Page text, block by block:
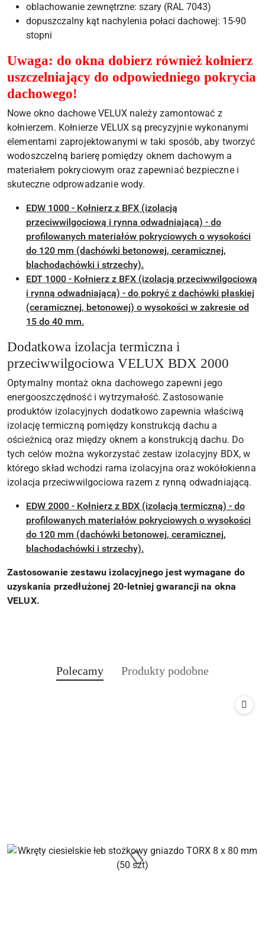
oblachowanie zewnętrzne: szary (RAL 7043)
dopuszczalny kąt nachylenia połaci dachowej: 15-90
stopni
Uwaga: do okna dobierz również kołnierz
uszczelniający do odpowiedniego pokrycia
dachowego!
Nowe okno dachowe VELUX należy zamontować z
kołnierzem. Kołnierze VELUX są precyzyjnie wykonanymi
elementami zaprojektowanymi w taki sposób, aby tworzyć
wodoszczelną barierę pomiędzy oknem dachowym a
materiałem pokryciowym oraz zapewniać bezpieczne i
skuteczne odprowadzanie wody.
EDW 1000 - Kołnierz z BFX (izolacją
przeciwwilgociową i rynna odwadniającą) - do
profilowanych materiałów pokryciowych o wysokości
do 120 mm (dachówki betonowej, ceramicznej,
blachodachówki i strzechy).
EDT 1000 - Kołnierz z BFX (izolacją przeciwwilgociową
i rynną odwadniającą) - do pokryć z dachówki płaskiej
(ceramicznej, betonowej) o wysokości w zakresie od
15 do 40 mm.
Dodatkowa izolacja termiczna i
przeciwwilgociowa VELUX BDX 2000
Optymalny montaż okna dachowego zapewni jego
energooszczędność i wytrzymałość. Zastosowanie
produktów izolacyjnych dodatkowo zapewnia właściwą
izolację termiczną pomiędzy konstrukcją dachu a
ościeżnicą oraz między oknem a konstrukcją dachu. Do
tych celów można wykorzystać zestaw izolacyjny BDX, w
którego skład wchodzi rama izolacyjna oraz wokółokienna
izolacja przeciwwilgociowa razem z rynną odwadniającą.
EDW 2000 - Kołnierz z BDX (izolacją termiczną) - do
profilowanych materiałów pokryciowych o wysokości
do 120 mm (dachówki betonowej, ceramicznej,
blachodachówki i strzechy).
Zastosowanie zestawu izolacyjnego jest wymagane do
uzyskania przedłużonej 20-letniej gwarancji na okna
VELUX.
Pomiń karuzelę produktów
Produkty
o
Polecamy
Produkty
Produkty podobne